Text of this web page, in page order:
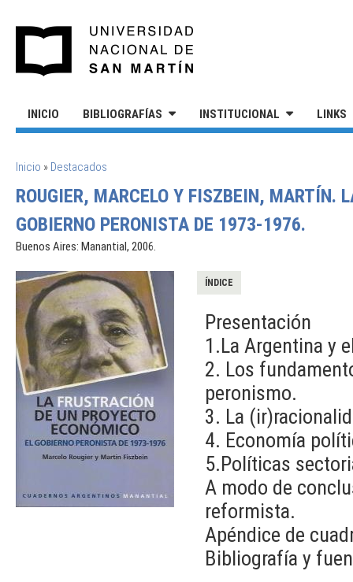
INICIO BIBLIOGRAFÍAS INSTITUCIONAL LINKS
SE ENCUENTRA USTED AQUÍ
Inicio » Destacados
ROUGIER, MARCELO Y FISZBEIN, MARTÍN.
GOBIERNO PERONISTA DE 1973-1976.
Buenos Aires: Manantial, 2006.
ÍNDICE
Presentación
1.La Argentina y
2. Los
peronismo.
3. La
4. Economía
5.Políticas
A modo de
reformista.
Apéndice de
Bibliografía y